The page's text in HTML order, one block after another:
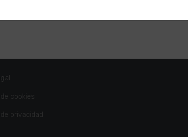
cookies
privacidad